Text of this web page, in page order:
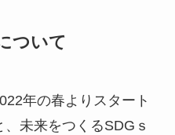
ついて
年の春よりスタート
未来をつくるSDGｓ